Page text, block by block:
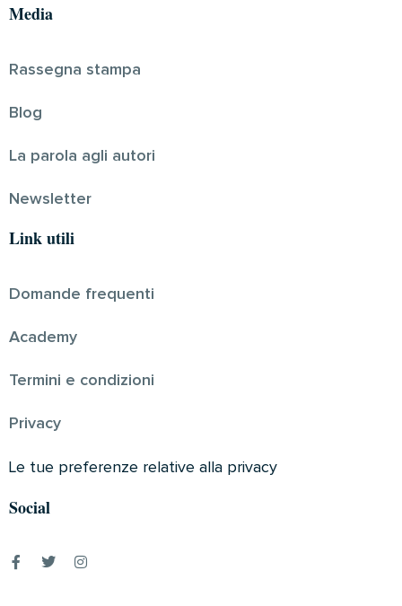
Media
Rassegna stampa
Blog
La parola agli autori
Newsletter
Link utili
Domande frequenti
Academy
Termini e condizioni
Privacy
Le tue preferenze relative alla privacy
Social